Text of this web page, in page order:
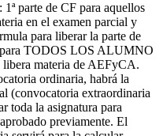
1ª parte de CF para aquellos
en el examen parcial y
para liberar la parte de
TODOS LOS ALUMNO
materia de AEFyCA.
ordinaria, habrá la
(convocatoria extraordinaria
toda la asignatura para
previamente. El